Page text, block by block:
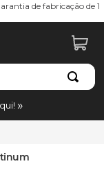
de fabricação de 1